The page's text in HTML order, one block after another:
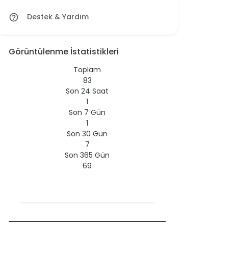
help_outline Destek & Yardım
Görüntülenme İstatistikleri
Toplam
83
Son 24 Saat
1
Son 7 Gün
1
Son 30 Gün
7
Son 365 Gün
69